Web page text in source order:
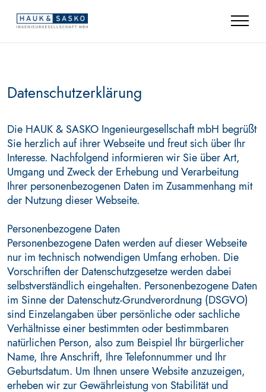
Datenschutzerklärung
Die HAUK & SASKO Ingenieurgesellschaft mbH begrüßt
Sie herzlich auf ihrer Webseite und freut sich über Ihr
Interesse. Nachfolgend informieren wir Sie über Art,
Umgang und Zweck der Erhebung und Verarbeitung
Ihrer personenbezogenen Daten im Zusammenhang mit
der Nutzung dieser Webseite.
Personenbezogene Daten
Personenbezogene Daten werden auf dieser Webseite
nur im technisch notwendigen Umfang erhoben. Die
Vorschriften der Datenschutzgesetze werden dabei
selbstverständlich eingehalten. Personenbezogene Daten
im Sinne der Datenschutz-Grundverordnung (DSGVO)
sind Einzelangaben über persönliche oder sachliche
Verhältnisse einer bestimmten oder bestimmbaren
natürlichen Person, also zum Beispiel Ihr bürgerlicher
Name, Ihre Anschrift, Ihre Telefonnummer und Ihr
Geburtsdatum. Um Ihnen unsere Website anzuzeigen,
erheben wir zur Gewährleistung von Stabilität und